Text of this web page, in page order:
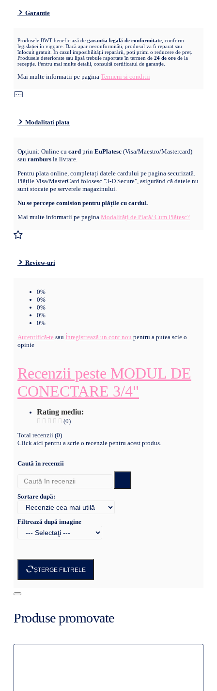
Garantie
Produsele BWT beneficiază de garanția legală de conformitate , conform
legislației în vigoare. Dacă apar neconformități, produsul va fi reparat sau
înlocuit gratuit. În cazul imposibilității reparării, poți primi o reducere de preț.
Produsele deteriorate sau lipsă trebuie raportate în termen de 24 de ore de la
recepție. Pentru mai multe detalii, consultă certificatul de garanție.
Mai multe informatii pe pagina Termeni si conditii
Modalitati plata
Opțiuni: Online cu card prin EuPlatesc (Visa/Maestro/Mastercard)
sau ramburs la livrare.
Pentru plata online, completați datele cardului pe pagina securizată.
Plățile Visa/MasterCard folosesc "3-D Secure", asigurând că datele nu
sunt stocate pe serverele magazinului.
Nu se percepe comision pentru plățile cu cardul.
Mai multe informatii pe pagina Modalități de Plată/ Cum Plătesc?
Review-uri
0%
0%
0%
0%
0%
Autentifică-te sau Înregistrează un cont nou pentru a putea scie o
opinie
Recenzii peste MODUL DE
CONECTARE 3/4"
Rating mediu:
(0)
Total recenzii (0)
Click aici pentru a scrie o recenzie pentru acest produs.
Caută în recenzii
Sortare după:
Filtrează după imagine
ȘTERGE FILTRELE
Produse promovate